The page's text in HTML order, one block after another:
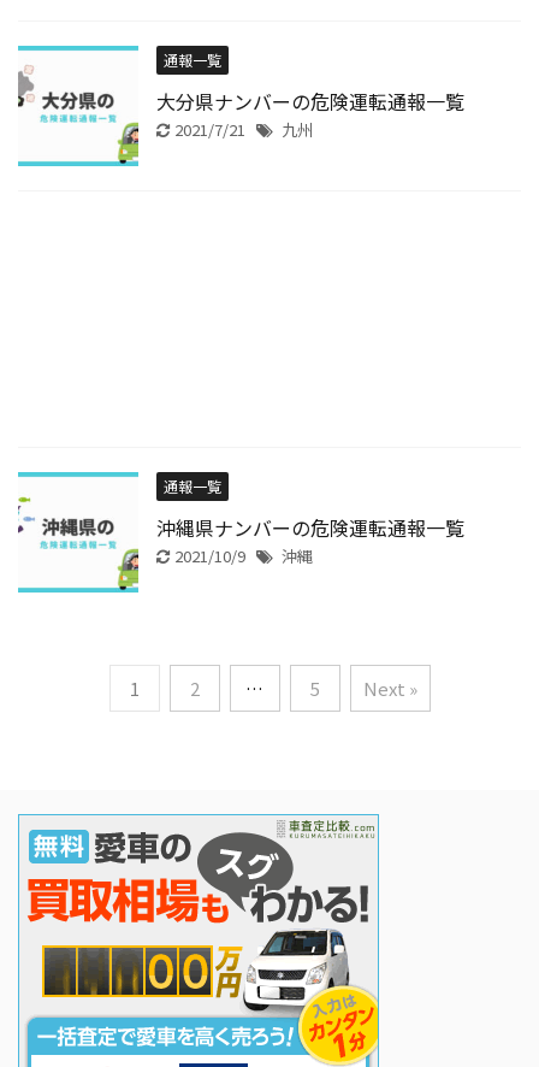
通報一覧
大分県ナンバーの危険運転通報一覧
2021/7/21 九州
通報一覧
沖縄県ナンバーの危険運転通報一覧
2021/10/9 沖縄
1 2 … 5 Next »